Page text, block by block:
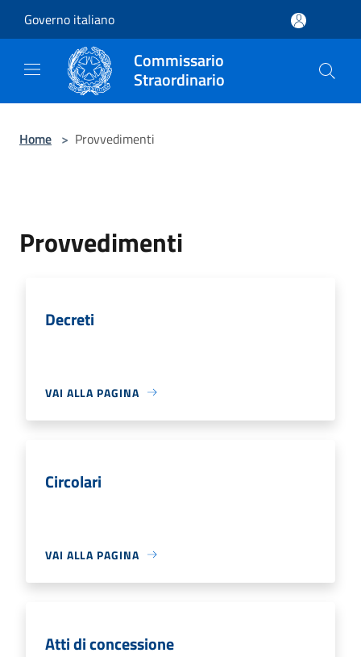
Governo italiano
Commissario
Straordinario
Home > Provvedimenti
Provvedimenti
Decreti
VAI ALLA PAGINA
Circolari
VAI ALLA PAGINA
Atti di concessione